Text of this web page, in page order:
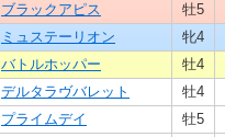
ブラックアピス 牡5
ミュステーリオン 牝4
バトルホッパー 牡4
デルタラヴバレット 牡4
プライムデイ 牡5